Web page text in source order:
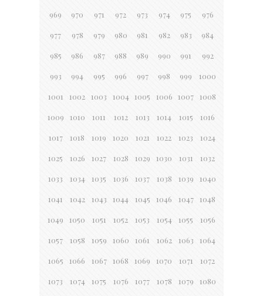
969 970 971 972 973 974 975 976
977 978 979 980 981 982 983 984
985 986 987 988 989 990 991 992
993 994 995 996 997 998 999 1000
1001 1002 1003 1004 1005 1006 1007 1008
1009 1010 1011 1012 1013 1014 1015 1016
1017 1018 1019 1020 1021 1022 1023 1024
1025 1026 1027 1028 1029 1030 1031 1032
1033 1034 1035 1036 1037 1038 1039 1040
1041 1042 1043 1044 1045 1046 1047 1048
1049 1050 1051 1052 1053 1054 1055 1056
1057 1058 1059 1060 1061 1062 1063 1064
1065 1066 1067 1068 1069 1070 1071 1072
1073 1074 1075 1076 1077 1078 1079 1080